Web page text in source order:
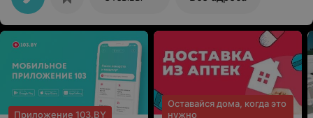
вопрос вышестоящему, чтобы как-то решить ситуацию
отвечает "передам, как будет время, досвиданья".
Очень профессионально и клиентоориентированно.
Приложение 103.BY
Оставайся дома, когда это
нужно